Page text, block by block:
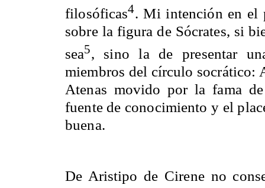
filosóficas4. Mi intención en el
sobre la figura de Sócrates, si
sea5, sino la de presentar
miembros del círculo socrático:
Atenas movido por la fama
fuente de conocimiento y el
buena.
De Aristipo de Cirene no